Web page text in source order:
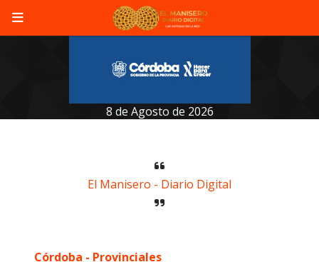
8 de Agosto de 2026
El Manisero - Diario Digital
Córdoba - Provinciales